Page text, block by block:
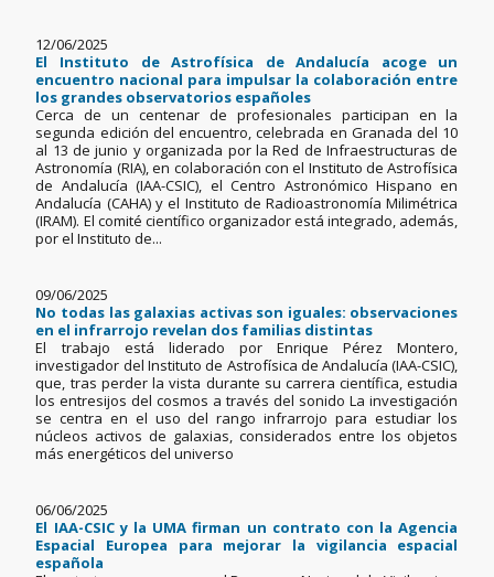
12/06/2025
El Instituto de Astrofísica de Andalucía acoge un
encuentro nacional para impulsar la colaboración entre
los grandes observatorios españoles
Cerca de un centenar de profesionales participan en la
segunda edición del encuentro, celebrada en Granada del 10
al 13 de junio y organizada por la Red de Infraestructuras de
Astronomía (RIA), en colaboración con el Instituto de Astrofísica
de Andalucía (IAA-CSIC), el Centro Astronómico Hispano en
Andalucía (CAHA) y el Instituto de Radioastronomía Milimétrica
(IRAM). El comité científico organizador está integrado, además,
por el Instituto de...
09/06/2025
No todas las galaxias activas son iguales: observaciones
en el infrarrojo revelan dos familias distintas
El trabajo está liderado por Enrique Pérez Montero,
investigador del Instituto de Astrofísica de Andalucía (IAA-CSIC),
que, tras perder la vista durante su carrera científica, estudia
los entresijos del cosmos a través del sonido La investigación
se centra en el uso del rango infrarrojo para estudiar los
núcleos activos de galaxias, considerados entre los objetos
más energéticos del universo
06/06/2025
El IAA-CSIC y la UMA firman un contrato con la Agencia
Espacial Europea para mejorar la vigilancia espacial
española